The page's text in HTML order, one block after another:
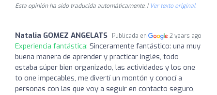
Esta opinión ha sido traducida automáticamente. | Ver texto original
Natalia GOMEZ ANGELATS Publicada en 2 years ago
Experiencia fantástica: Sinceramente fantástico: una muy
buena manera de aprender y practicar inglés, todo
estaba súper bien organizado, las actividades y los one
to one impecables, me divertí un montón y conocí a
personas con las que voy a seguir en contacto seguro,